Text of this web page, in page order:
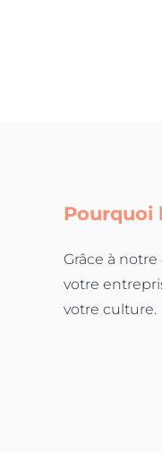
Pourquoi
Grâce à
votre
votre culture.